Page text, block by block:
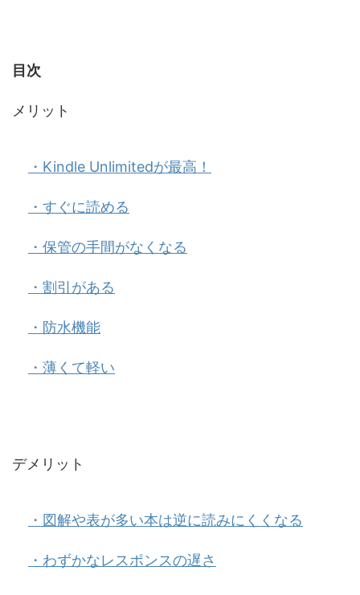
目次
メリット
・Kindle Unlimitedが最高！
・すぐに読める
・保管の手間がなくなる
・割引がある
・防水機能
・薄くて軽い
デメリット
・図解や表が多い本は逆に読みにくくなる
・わずかなレスポンスの遅さ